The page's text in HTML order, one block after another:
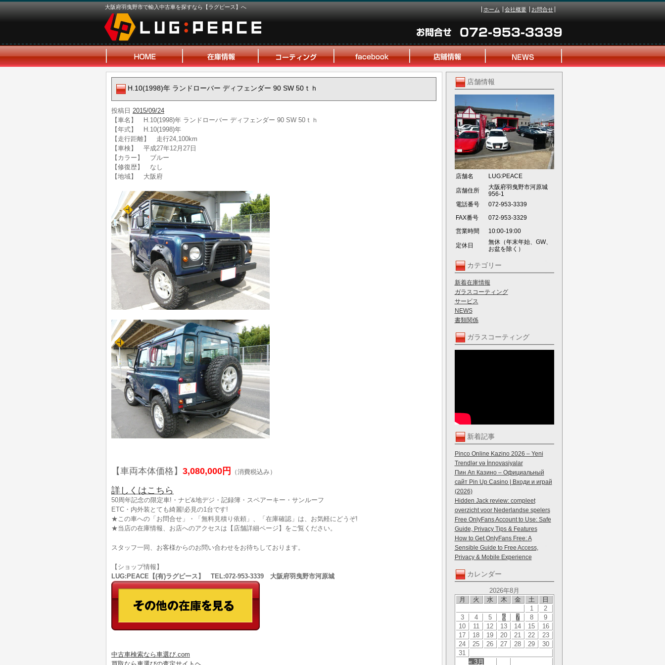
大阪府羽曳野市で輸入中古車を探すなら【ラグピース】へ ホーム 会社概要 お問合せ
店舗情報
店舗名 LUG:PEACE
店舗住所
大阪府羽曳野市河原城
956-1
電話番号
072-953-3339
FAX番号
072-953-3329
営業時間
10:00-19:00
定休日
無休（年末年始、GW、
お盆を除く）
カテゴリー
新着在庫情報
ガラスコーティング
サービス
NEWS
書類関係
ガラスコーティング
新着記事
Pinco Online Kazino 2026 – Yeni
Trendlər və İnnovasiyalar
Пин Ап Казино – Официальный
сайт Pin Up Casino | Входи и играй
(2026)
Hidden Jack review: compleet
overzicht voor Nederlandse spelers
Free OnlyFans Account to Use: Safe
Guide, Privacy Tips & Features
How to Get OnlyFans Free: A
Sensible Guide to Free Access,
Privacy & Mobile Experience
カレンダー
2026年8月
月
火 水 木 金 土 日
« 3月
1
2
3
4 5 6 7 8
9
10
11 12 13 14 15
16
17
18 19 20 21 22
23
24
25 26 27 28 29
30
31
H.10(1998)年 ランドローバー ディフェンダー 90 SW 50ｔｈ
投稿日 2015/09/24
【車名】 H.10(1998)年 ランドローバー ディフェンダー 90 SW 50ｔｈ
【年式】 H.10(1998)年
【走行距離】 走行24,100km
【車検】 平成27年12月27日
【カラー】 ブルー
【修復歴】 なし
【地域】 大阪府
【車両本体価格】 3,080,000円 （消費税込み）
詳しくはこちら
50周年記念の限定車!・ナビ&地デジ・記録簿・スペアーキー・サンルーフ
ETC・内外装とても綺麗!必見の1台です!
★この車への「お問合せ」・「無料見積り依頼」、「在庫確認」は、お気軽にどうぞ!
★当店の在庫情報、お店へのアクセスは【店舗詳細ページ】をご覧ください。
スタッフ一同、お客様からのお問い合わせをお待ちしております。
【ショップ情報】
LUG:PEACE【(有)ラグピース】 TEL:072-953-3339 大阪府羽曳野市河原城
中古車検索なら車選び.com